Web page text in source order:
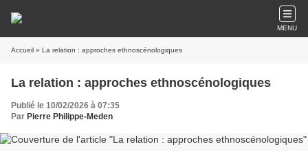
MENU
Accueil » La relation : approches ethnoscénologiques
La relation : approches ethnoscénologiques
Publié le 10/02/2026 à 07:35
Par Pierre Philippe-Meden